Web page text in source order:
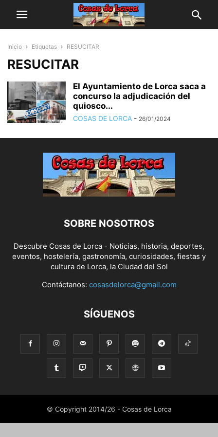
Inicio Etiquetas RESUCITAR
RESUCITAR
El Ayuntamiento de Lorca saca a
concurso la adjudicación del
quiosco...
COSAS DE LORCA - 26/01/2024
SOBRE NOSOTROS
Descubre Cosas de Lorca - Noticias, historia, deportes,
eventos, hostelería, gastronomía, curiosidades, fiestas y
cultura de Lorca, la Ciudad del Sol
Contáctanos: cosasdelorca@gmail.com
SÍGUENOS
© Copyright 2014/26 - Cosas de Lorca